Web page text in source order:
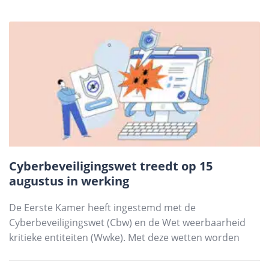
Cyberbeveiligingswet treedt op 15
augustus in werking
De Eerste Kamer heeft ingestemd met de
Cyberbeveiligingswet (Cbw) en de Wet weerbaarheid
kritieke entiteiten (Wwke). Met deze wetten worden